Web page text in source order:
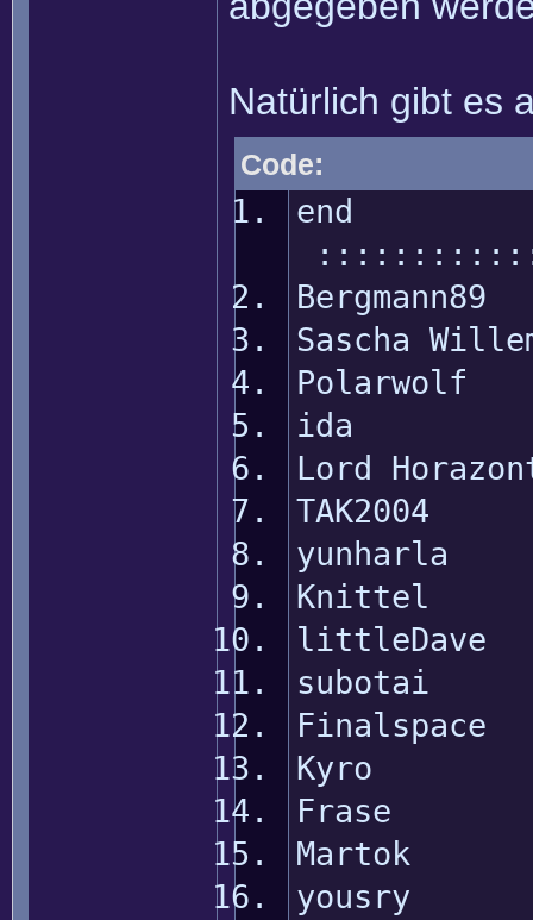
Natürlich gibt es
Code:
Sascha
ida
Lord
Kyro